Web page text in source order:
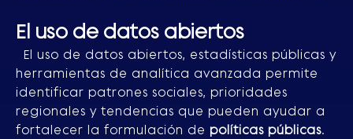
El uso de datos abiertos
El uso de datos abiertos, estadísticas públicas y
herramientas de analítica avanzada permite
identificar patrones sociales, prioridades
regionales y tendencias que pueden ayudar a
fortalecer la formulación de políticas públicas.